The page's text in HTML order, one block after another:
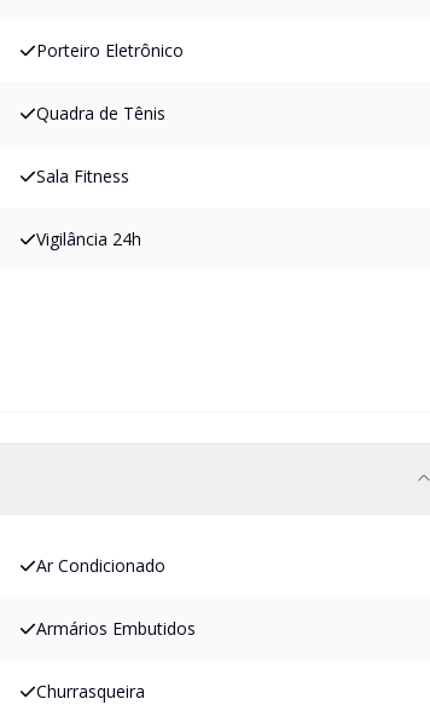
Porteiro Eletrônico
Quadra de Tênis
Sala Fitness
Vigilância 24h
Ar Condicionado
Armários Embutidos
Churrasqueira